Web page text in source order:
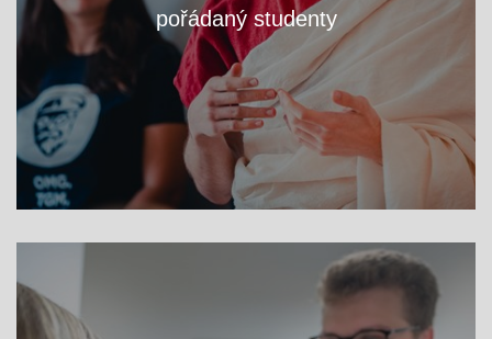
pořádaný studenty
VÍCE